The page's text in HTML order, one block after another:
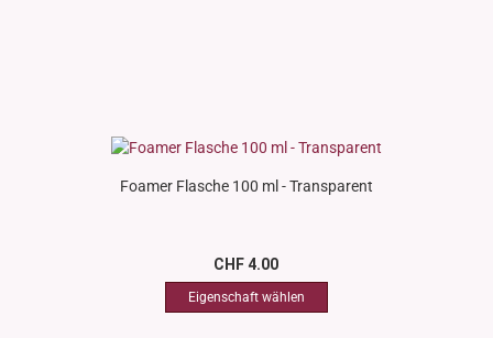
Foamer Flasche 100 ml - Transparent
CHF 4.00